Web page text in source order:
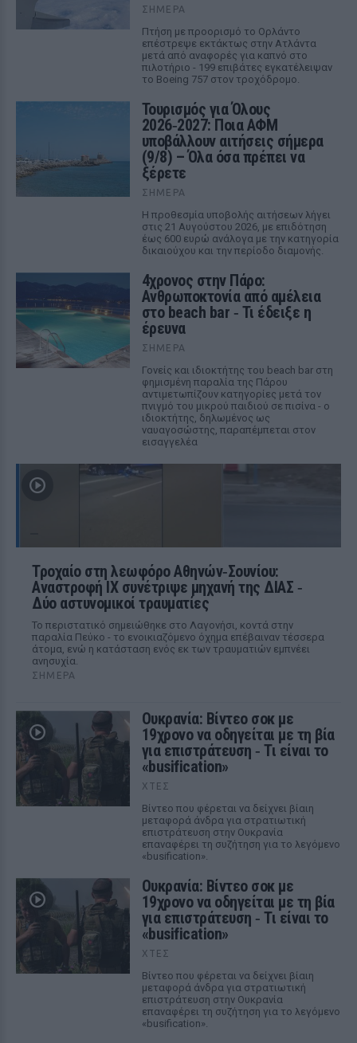
ΣΉΜΕΡΑ
Πτήση με προορισμό το Ορλάντο
επέστρεψε εκτάκτως στην Ατλάντα
μετά από αναφορές για καπνό στο
πιλοτήριο - 199 επιβάτες εγκατέλειψαν
το Boeing 757 στον τροχόδρομο.
Τουρισμός για Όλους
2026‑2027: Ποια ΑΦΜ
υποβάλλουν αιτήσεις σήμερα
(9/8) – Όλα όσα πρέπει να
ξέρετε
ΣΉΜΕΡΑ
Η προθεσμία υποβολής αιτήσεων λήγει
στις 21 Αυγούστου 2026, με επιδότηση
έως 600 ευρώ ανάλογα με την κατηγορία
δικαιούχου και την περίοδο διαμονής.
4χρονος στην Πάρο:
Ανθρωποκτονία από αμέλεια
στο beach bar ‑ Τι έδειξε η
έρευνα
ΣΉΜΕΡΑ
Γονείς και ιδιοκτήτης του beach bar στη
φημισμένη παραλία της Πάρου
αντιμετωπίζουν κατηγορίες μετά τον
πνιγμό του μικρού παιδιού σε πισίνα - ο
ιδιοκτήτης, δηλωμένος ως
ναυαγοσώστης, παραπέμπεται στον
εισαγγελέα
Τροχαίο στη λεωφόρο Αθηνών‑Σουνίου:
Αναστροφή ΙΧ συνέτριψε μηχανή της ΔΙΑΣ ‑
Δύο αστυνομικοί τραυματίες
Το περιστατικό σημειώθηκε στο Λαγονήσι, κοντά στην
παραλία Πεύκο - το ενοικιαζόμενο όχημα επέβαιναν τέσσερα
άτομα, ενώ η κατάσταση ενός εκ των τραυματιών εμπνέει
ανησυχία.
ΣΉΜΕΡΑ
Ουκρανία: Βίντεο σοκ με
19χρονο να οδηγείται με τη βία
για επιστράτευση ‑ Τι είναι το
«busification»
ΧΤΕΣ
Βίντεο που φέρεται να δείχνει βίαιη
μεταφορά άνδρα για στρατιωτική
επιστράτευση στην Ουκρανία
επαναφέρει τη συζήτηση για το λεγόμενο
«busification».
Ουκρανία: Βίντεο σοκ με
19χρονο να οδηγείται με τη βία
για επιστράτευση ‑ Τι είναι το
«busification»
ΧΤΕΣ
Βίντεο που φέρεται να δείχνει βίαιη
μεταφορά άνδρα για στρατιωτική
επιστράτευση στην Ουκρανία
επαναφέρει τη συζήτηση για το λεγόμενο
«busification».